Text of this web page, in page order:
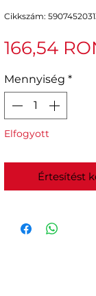
Cikkszám:
166,54
Mennyiség *
Elfogyott
Értesítést